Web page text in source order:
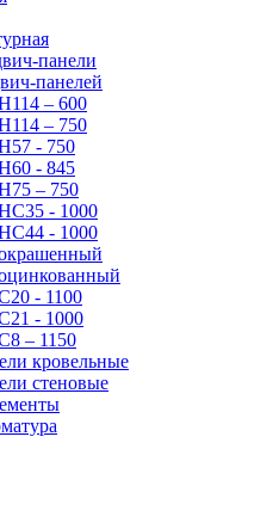
панели
панелей
– 600
– 750
- 750
- 845
– 750
- 1000
- 1000
- 1100
- 1000
– 1150
кровельные
стеновые